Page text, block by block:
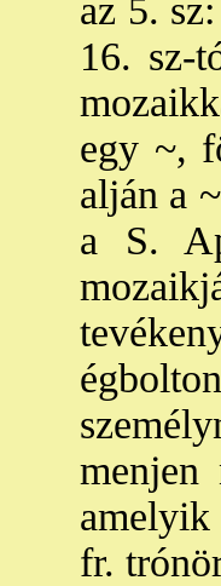
az 5.
16. sz-
egy ~,
alján a
a S.
menjen
amelyik
fr.